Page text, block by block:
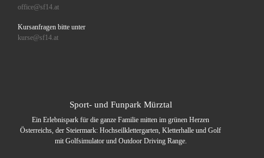
office@sf14.at
Kursanfragen bitte unter
kurse@sf14.at
Sport- und Funpark Mürztal
Ein Erlebnispark für die ganze Familie mitten im grünen Herzen
Österreichs, der Steiermark: Hochseilklettergarten, Kletterhalle und Golf
mit Golfsimulator und Outdoor Driving Range.